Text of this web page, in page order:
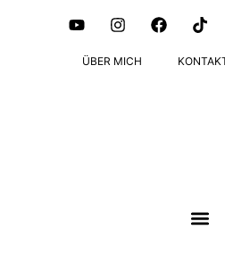
ÜBER MICH